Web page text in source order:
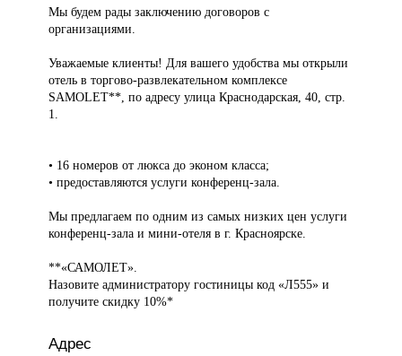
Мы будем рады заключению договоров с
организациями.
Уважаемые клиенты! Для вашего удобства мы открыли
отель в торгово-развлекательном комплексе
SAMOLET**, по адресу улица Краснодарская, 40, стр.
1.
• 16 номеров от люкса до эконом класса;
• предоставляются услуги конференц-зала.
Мы предлагаем по одним из самых низких цен услуги
конференц-зала и мини-отеля в г. Красноярске.
**«САМОЛЕТ».
Назовите администратору гостиницы код «Л555» и
получите скидку 10%*
Адрес